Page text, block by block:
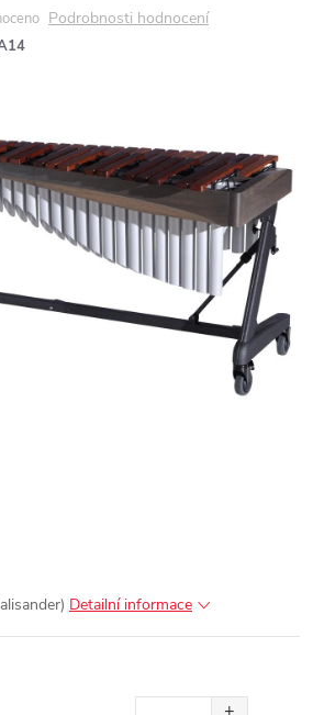
Podrobnosti hodnocení
Detailní informace